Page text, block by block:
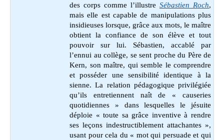
des corps comme l’illustre Sébastien Roch,
mais elle est capable de manipulations plus
insidieuses lorsque, grâce aux mots, le maître
obtient la confiance de son élève et tout
pouvoir sur lui. Sébastien, accablé par
l’ennui au collège, se sent proche du Père de
Kern, son maître, qui semble le comprendre
et posséder une sensibilité identique à la
sienne. La relation pédagogique privilégiée
qu’ils entretiennent naît de « causeries
quotidiennes » dans lesquelles le jésuite
déploie « toute sa grâce inventive à rendre
ses leçons indestructiblement attachantes »,
usant pour cela du « mot qui persuade et qui